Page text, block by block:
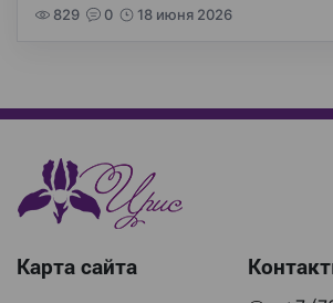
829 0 18 июня 2026
Карта сайта